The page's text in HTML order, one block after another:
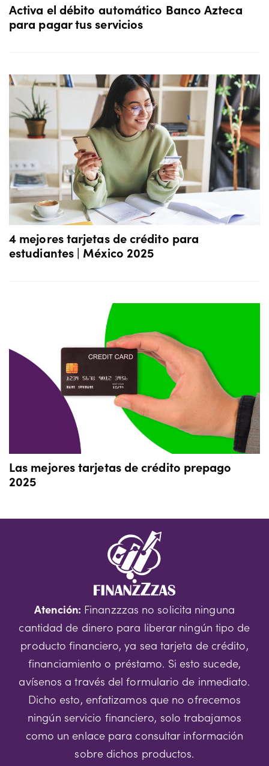
Activa el débito automático Banco Azteca
para pagar tus servicios
4 mejores tarjetas de crédito para
estudiantes | México 2025
Las mejores tarjetas de crédito prepago
2025
Atención: Finanzzzas no solicita ninguna
cantidad de dinero para liberar ningún tipo de
producto financiero, ya sea tarjeta de crédito,
financiamiento o préstamo. Si esto sucede,
avísenos a través del formulario de inmediato.
Dicho esto, enfatizamos que no ofrecemos
ningún servicio financiero, solo trabajamos
como un enlace para consultar información
sobre dichos productos.